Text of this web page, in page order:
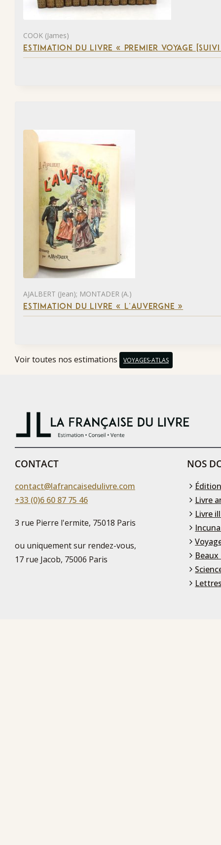
COOK (James)
ESTIMATION DU LIVRE « PREMIER VOYAGE
AJALBERT (Jean); MONTADER (A.)
ESTIMATION DU LIVRE « L’AUVERGNE »
Voir toutes nos estimations VOYAGES-ATLAS
CONTACT
contact@lafrancaisedulivre.com
+33 (0)6 60 87 75 46
3 rue Pierre l'ermite, 75018 Paris
ou uniquement sur rendez-vous,
17 rue Jacob, 75006 Paris
NOS
Livre
Livre